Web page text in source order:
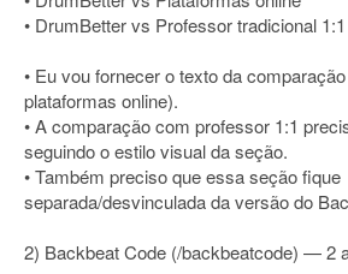
• DrumBetter vs Professor tradicional 1:1
• Eu vou fornecer o texto da
plataformas online).
• A comparação com professor 1:1
seguindo o estilo visual da seção.
• Também preciso que essa seção fique
separada/desvinculada da versão do
2) Backbeat Code (/backbeatcode) — 2